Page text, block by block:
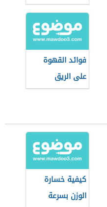
فوائد القهوة
على الريق
للتخسيس
كيفية خسارة
الوزن بسرعة